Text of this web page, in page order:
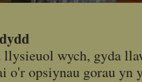
llysieuol wych, gyda
o'r opsiynau gorau yn